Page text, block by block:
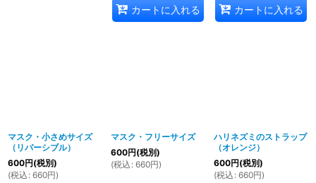
カートに入れる カートに入れる
マスク・小さめサイズ
（リバーシブル）
600円(税別)
(税込 : 660円)
マスク・フリーサイズ
600円(税別)
(税込 : 660円)
ハリネズミのストラップ
（オレンジ）
600円(税別)
(税込 : 660円)